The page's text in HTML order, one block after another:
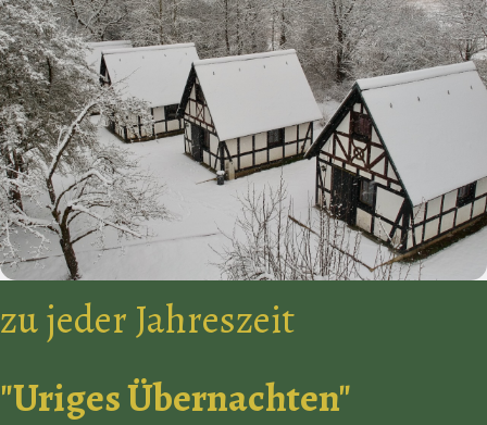
zu jeder Jahreszeit
"Uriges Übernachten"